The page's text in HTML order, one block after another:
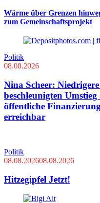
Wärme über Grenzen
zum Gemeinschaftsprojekt
Politik
08.08.2026
Nina Scheer:
beschleunigten
öffentliche
erreichbar
Politik
08.08.202608.08.2026
Hitzegipfel Jetzt!